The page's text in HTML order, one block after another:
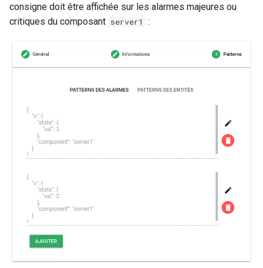
consigne doit être affichée sur les alarmes majeures ou
critiques du composant server1 :